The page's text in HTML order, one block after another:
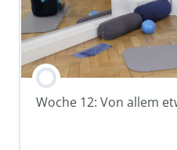
Woche 12: Von allem